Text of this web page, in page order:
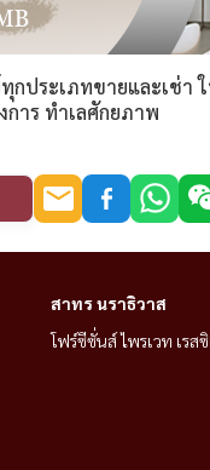
ประเภทขายและเช่า
าร ทำเลศักยภาพ
สาทร นราธิวาส
โฟร์ซีซั่นส์ ไพรเวท เรส